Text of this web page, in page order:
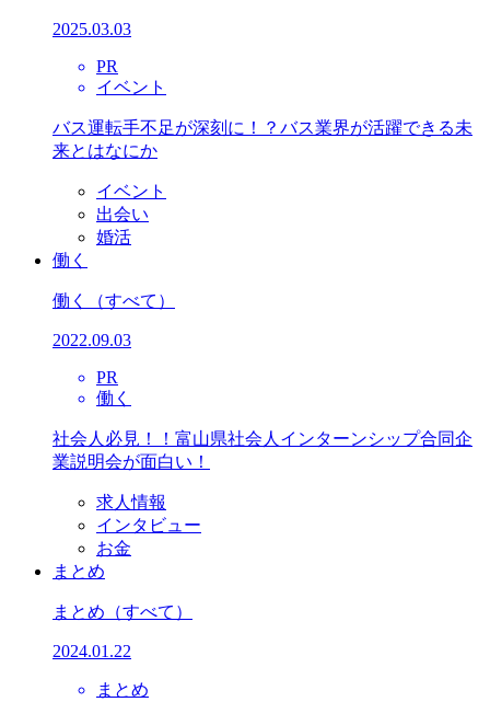
2025.03.03
PR
イベント
バス運転手不足が深刻に！？バス業界が活躍できる未
来とはなにか
イベント
出会い
婚活
働く
働く （すべて）
2022.09.03
PR
働く
社会人必見！！富山県社会人インターンシップ合同企
業説明会が面白い！
求人情報
インタビュー
お金
まとめ
まとめ （すべて）
2024.01.22
まとめ